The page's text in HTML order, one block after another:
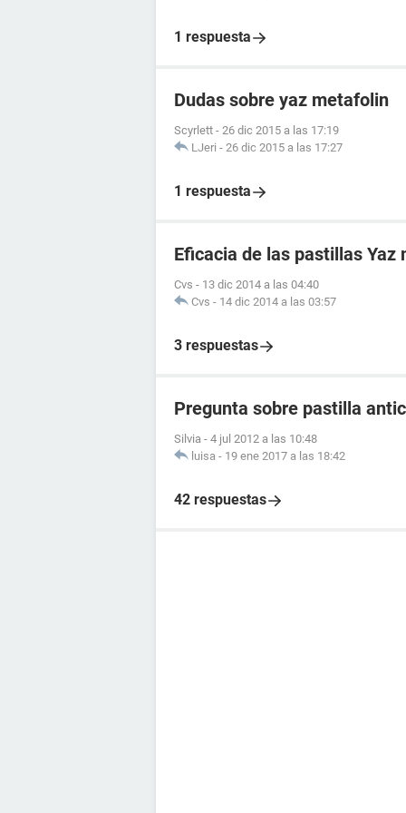
1 respuesta
Dudas sobre yaz metafolin
Scyrlett - 26 dic 2015 a las 17:19
LJeri - 26 dic 2015 a las 17:27
1 respuesta
Eficacia de las pastillas Yaz
Cvs - 13 dic 2014 a las 04:40
Cvs - 14 dic 2014 a las 03:57
3 respuestas
Pregunta sobre pastilla
Silvia - 4 jul 2012 a las 10:48
luisa - 19 ene 2017 a las 18:42
42 respuestas